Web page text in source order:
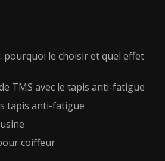
pourquoi le choisir et quel effet
TMS avec le tapis anti-fatigue
tapis anti-fatigue
coiffeur